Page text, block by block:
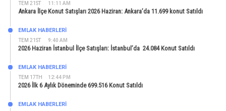
TEM 21ST 11:11 AM
Ankara İlçe Konut Satışları 2026 Haziran: Ankara’da 11.699 konut Satıldı
TEM 21ST 9:40 AM
EMLAK HABERLERI
2026 Haziran İstanbul İlçe Satışları: İstanbul’da 24.084 Konut Satıldı
TEM 17TH 12:44 PM
EMLAK HABERLERI
2026 İlk 6 Aylık Döneminde 699.516 Konut Satıldı
EMLAK HABERLERI